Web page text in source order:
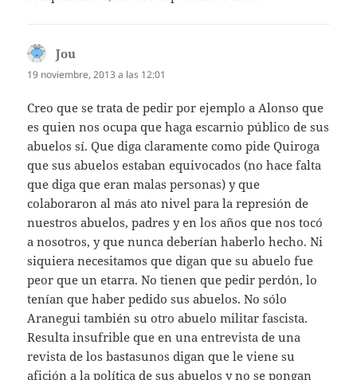
Jou
19 noviembre, 2013 a las 12:01
Creo que se trata de pedir por ejemplo a Alonso que
es quien nos ocupa que haga escarnio público de sus
abuelos sí. Que diga claramente como pide Quiroga
que sus abuelos estaban equivocados (no hace falta
que diga que eran malas personas) y que
colaboraron al más ato nivel para la represión de
nuestros abuelos, padres y en los años que nos tocó
a nosotros, y que nunca deberían haberlo hecho. Ni
siquiera necesitamos que digan que su abuelo fue
peor que un etarra. No tienen que pedir perdón, lo
tenían que haber pedido sus abuelos. No sólo
Aranegui también su otro abuelo militar fascista.
Resulta insufrible que en una entrevista de una
revista de los bastasunos digan que le viene su
afición a la política de sus abuelos y no se pongan